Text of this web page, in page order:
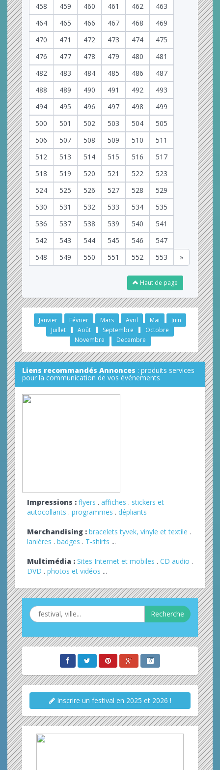
458 459 460 461 462
463
464
465 466 467 468
469
470
471 472 473 474
475
476
477 478 479 480
481
482
483 484 485 486
487
488
489 490 491 492
493
494
495 496 497 498
499
500
501 502 503 504
505
506
507 508 509 510
511
512
513 514 515 516
517
518
519 520 521 522
523
524
525 526 527 528
529
530
531 532 533 534
535
536
537 538 539 540
541
542
543 544 545 546
547
548
549 550 551 552 553 »
Haut de page
Janvier Février Mars Avril Mai
Juin
Juillet
Août Septembre
Octobre
Novembre
Decembre
Liens recommandés Annonces : produits services
pour la communication de vos événements
Impressions : flyers . affiches . stickers et
autocollants . programmes . dépliants
Merchandising : bracelets tyvek, vinyle et textile .
lanières . badges . T-shirts ...
Multimédia : Sites Internet et mobiles . CD audio .
DVD . photos et vidéos ...
Recherche
Inscrire un festival en 2025 et 2026 !